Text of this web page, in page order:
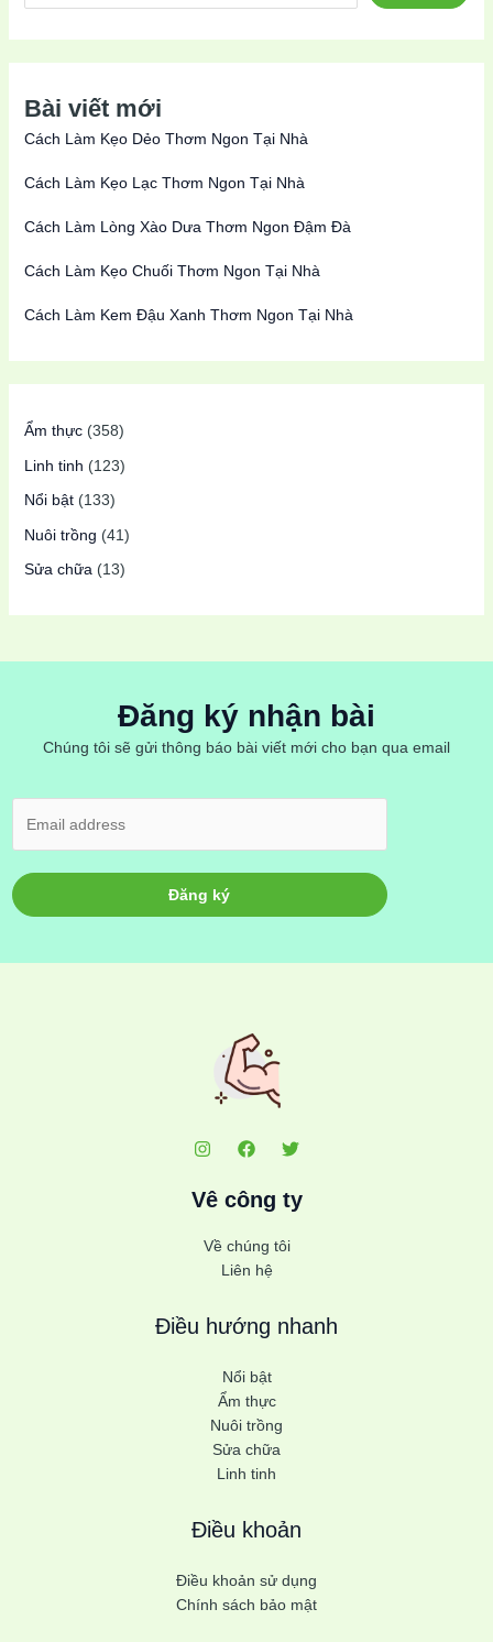
Bài viết mới
Cách Làm Kẹo Dẻo Thơm Ngon Tại Nhà
Cách Làm Kẹo Lạc Thơm Ngon Tại Nhà
Cách Làm Lòng Xào Dưa Thơm Ngon Đậm Đà
Cách Làm Kẹo Chuối Thơm Ngon Tại Nhà
Cách Làm Kem Đậu Xanh Thơm Ngon Tại Nhà
Ẩm thực(358)
Linh tinh (123)
Nổi bật(133)
Nuôi trồng (41)
Sửa chữa(13)
Đăng ký nhận bài
Chúng tôi sẽ gửi thông báo bài viết mới cho bạn qua email
Đăng ký
Vê công ty
Về chúng tôi
Liên hệ
Điều hướng nhanh
Nổi bật
Ẩm thực
Nuôi trồng
Sửa chữa
Linh tinh
Điều khoản
Điều khoản sử dụng
Chính sách bảo mật